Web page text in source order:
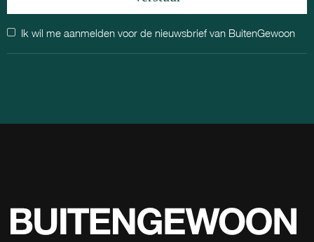
Ik wil me aanmelden voor de nieuwsbrief van BuitenGewoon